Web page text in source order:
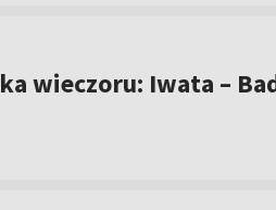
wieczoru: Iwata –